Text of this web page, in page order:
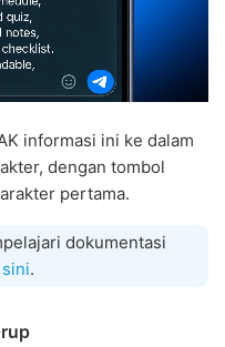
informasi ini ke dalam
dengan tombol
pertama.
dokumentasi
.